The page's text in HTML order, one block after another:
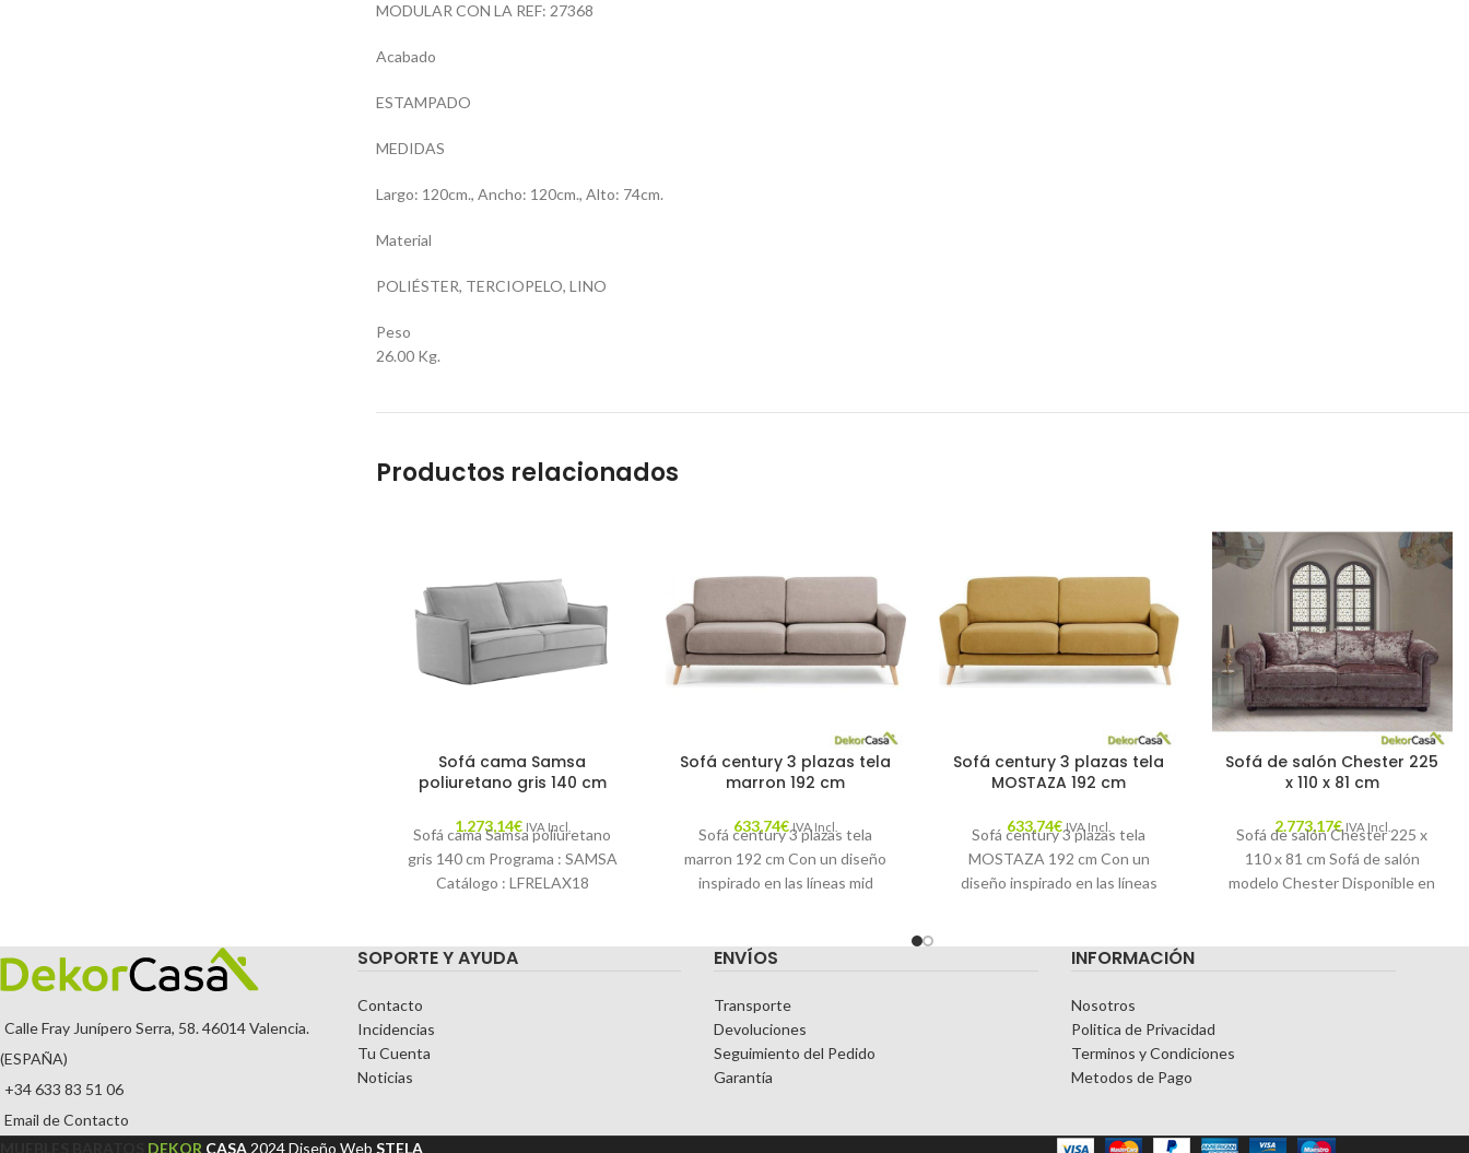
MODULAR CON LA REF: 27368
Acabado
ESTAMPADO
MEDIDAS
Largo: 120cm., Ancho: 120cm., Alto: 74cm.
Material
POLIÉSTER, TERCIOPELO, LINO
Peso
26.00 Kg.
Productos relacionados
Sofá cama Samsa
poliuretano gris 140 cm
1.273,14€ IVA Incl.
Sofá cama Samsa poliuretano
gris 140 cm Programa : SAMSA
Catálogo : LFRELAX18
Sofá century 3 plazas tela
marron 192 cm
633,74€ IVA Incl.
Sofá century 3 plazas tela
marron 192 cm Con un diseño
inspirado en las líneas mid
Sofá century 3 plazas tela
MOSTAZA 192 cm
633,74€ IVA Incl.
Sofá century 3 plazas tela
MOSTAZA 192 cm Con un
diseño inspirado en las líneas
Sofá de salón Chester 225
x 110 x 81 cm
2.773,17€ IVA Incl.
Sofá de salón Chester 225 x
110 x 81 cm Sofá de salón
modelo Chester Disponible en
Calle Fray Junípero Serra, 58. 46014 Valencia.
(ESPAÑA)
+34 633 83 51 06
Email de Contacto
SOPORTE Y AYUDA
Contacto
Incidencias
Tu Cuenta
Noticias
ENVÍOS
Transporte
Devoluciones
Seguimiento del Pedido
Garantía
INFORMACIÓN
Nosotros
Politica de Privacidad
Terminos y Condiciones
Metodos de Pago
DEKOR CASA 2024Diseño Web STELA